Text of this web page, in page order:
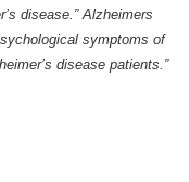
disease.” Alzheimers
symptoms of
disease patients.”